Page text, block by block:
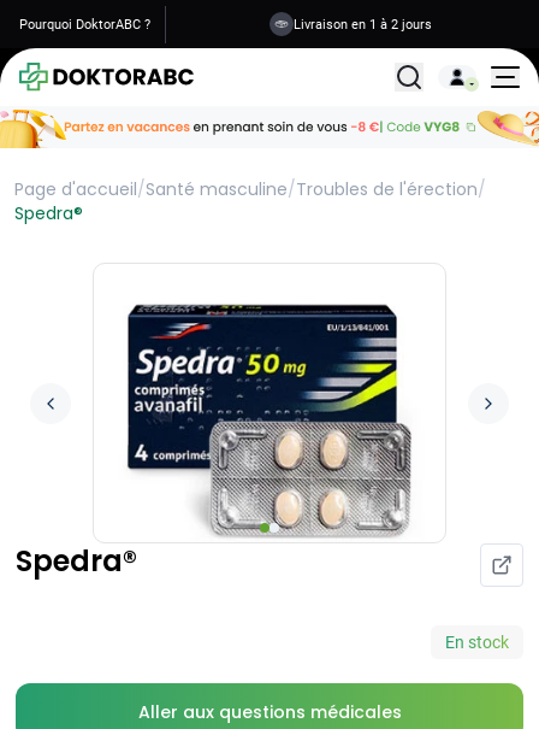
Pourquoi DoktorABC ? Livraison en 1 à 2 jours
Tous les
Page d'accueil/Santé masculine/Troubles de l'érection/
Spedra®
Spedra®
En stock
Aller aux questions médicales